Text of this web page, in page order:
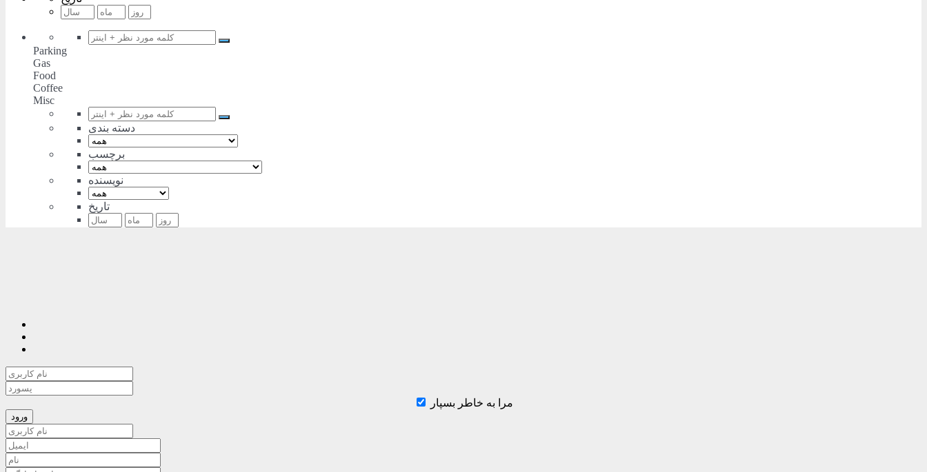
Parking
Gas
Food
Coffee
Misc
دسته بندی
برچسب
نویسنده
تاریخ
مرا به خاطر بسپار